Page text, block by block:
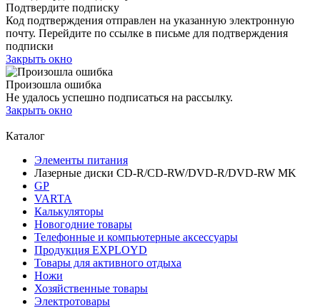
Подтвердите подписку
Код подтверждения отправлен на указанную электронную
почту. Перейдите по ссылке в письме для подтверждения
подписки
Закрыть окно
Произошла ошибка
Не удалось успешно подписаться на рассылку.
Закрыть окно
Каталог
Элементы питания
Лазерные диски CD-R/CD-RW/DVD-R/DVD-RW MK
GP
VARTA
Калькуляторы
Новогодние товары
Телефонные и компьютерные аксессуары
Продукция EXPLOYD
Товары для активного отдыха
Ножи
Хозяйственные товары
Электротовары